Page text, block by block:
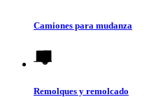
Camiones para mudanza
Remolques y remolcado